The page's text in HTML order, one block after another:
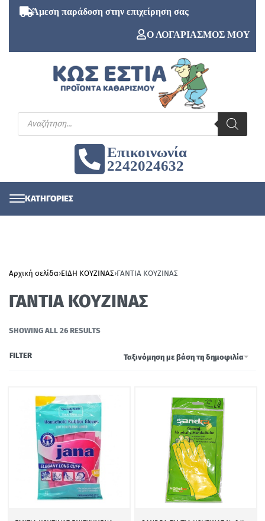
Άμεση παράδοση στην επιχείρηση σας
Ο ΛΟΓΑΡΙΑΣΜΟΣ ΜΟΥ
Επικοινωνία
2242024632
Αρχική σελίδα›ΕΙΔΗ ΚΟΥΖΙΝΑΣ›ΓΑΝΤΙΑ ΚΟΥΖΙΝΑΣ
ΓΑΝΤΙΑ ΚΟΥΖΙΝΑΣ
SHOWING ALL 26 RESULTS
Ταξινόμηση με βάση τη δημοφιλία
FILTER